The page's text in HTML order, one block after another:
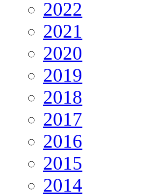
2022
2021
2020
2019
2018
2017
2016
2015
2014